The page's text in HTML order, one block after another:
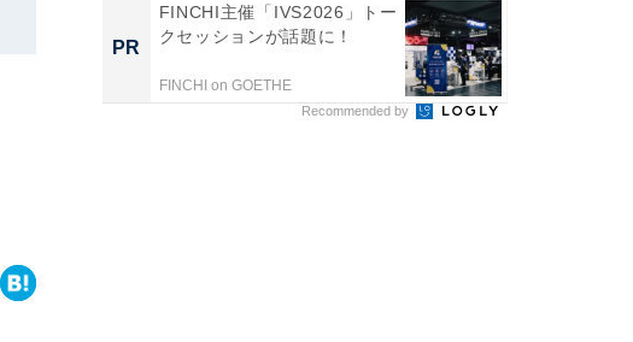
PR
FINCHI主催「IVS2026」トー
クセッションが話題に！
FINCHI on GOETHE
Recommended by